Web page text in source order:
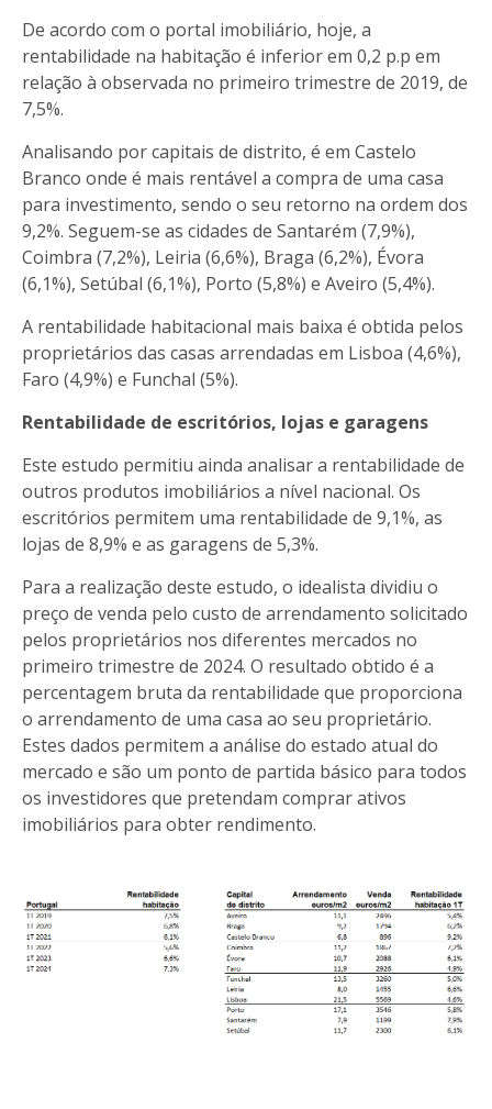
De acordo com o portal imobiliário, hoje, a
rentabilidade na habitação é inferior em 0,2 p.p em
relação à observada no primeiro trimestre de 2019, de
7,5%.
Analisando por capitais de distrito, é em Castelo
Branco onde é mais rentável a compra de uma casa
para investimento, sendo o seu retorno na ordem dos
9,2%. Seguem-se as cidades de Santarém (7,9%),
Coimbra (7,2%), Leiria (6,6%), Braga (6,2%), Évora
(6,1%), Setúbal (6,1%), Porto (5,8%) e Aveiro (5,4%).
A rentabilidade habitacional mais baixa é obtida pelos
proprietários das casas arrendadas em Lisboa (4,6%),
Faro (4,9%) e Funchal (5%).
Rentabilidade de escritórios, lojas e garagens
Este estudo permitiu ainda analisar a rentabilidade de
outros produtos imobiliários a nível nacional. Os
escritórios permitem uma rentabilidade de 9,1%, as
lojas de 8,9% e as garagens de 5,3%.
Para a realização deste estudo, o idealista dividiu o
preço de venda pelo custo de arrendamento solicitado
pelos proprietários nos diferentes mercados no
primeiro trimestre de 2024. O resultado obtido é a
percentagem bruta da rentabilidade que proporciona
o arrendamento de uma casa ao seu proprietário.
Estes dados permitem a análise do estado atual do
mercado e são um ponto de partida básico para todos
os investidores que pretendam comprar ativos
imobiliários para obter rendimento.